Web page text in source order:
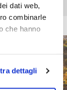
dati web,
combinarle
che hanno
dettagli